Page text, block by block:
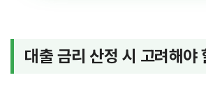
대출 금리 산정 시 고려해야